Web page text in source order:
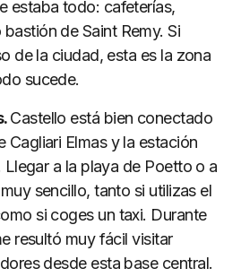
estaba todo: cafeterías,
de Saint Remy. Si
de la ciudad, esta es la zona
sucede.
Castello está bien conectado
Cagliari Elmas y la estación
Llegar a la playa de Poetto o a
sencillo, tanto si utilizas el
si coges un taxi. Durante
resultó muy fácil visitar
desde esta base central.